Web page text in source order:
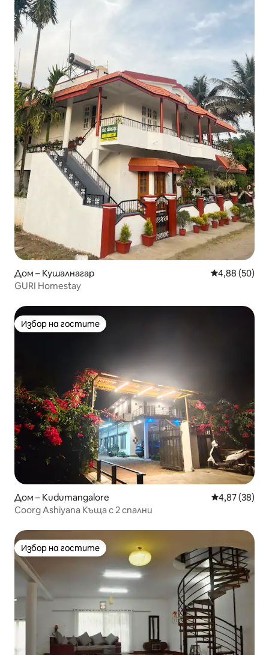
Дом – Кушалнагар Средна
4,88 (50)
GURI Homestay
Избор на гостите
Избор на гостите
Дом – Kudumangalore Средна
4,87 (38)
Coorg Ashiyana Къща с 2 спални
Избор на гостите
Избор на гостите